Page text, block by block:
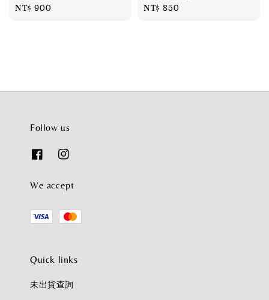
Regular
NT$ 900
Regular
NT$ 850
Follow us
We accept
Quick links
未出貨查詢